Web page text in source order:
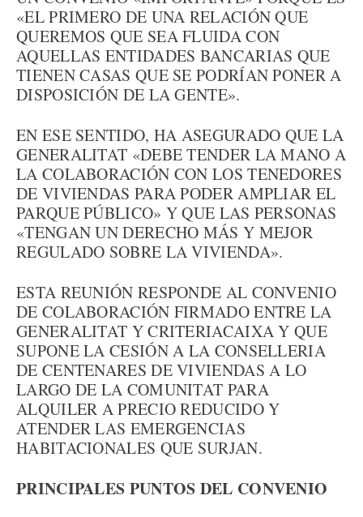
«EL PRIMERO DE UNA RELACIÓN QUE
QUEREMOS QUE SEA FLUIDA CON
AQUELLAS ENTIDADES BANCARIAS QUE
TIENEN CASAS QUE SE PODRÍAN PONER A
DISPOSICIÓN DE LA GENTE».
EN ESE SENTIDO, HA ASEGURADO QUE LA
GENERALITAT «DEBE TENDER LA MANO A
LA COLABORACIÓN CON LOS TENEDORES
DE VIVIENDAS PARA PODER AMPLIAR EL
PARQUE PÚBLICO» Y QUE LAS PERSONAS
«TENGAN UN DERECHO MÁS Y MEJOR
REGULADO SOBRE LA VIVIENDA».
ESTA REUNIÓN RESPONDE AL CONVENIO
DE COLABORACIÓN FIRMADO ENTRE LA
GENERALITAT Y CRITERIACAIXA Y QUE
SUPONE LA CESIÓN A LA CONSELLERIA
DE CENTENARES DE VIVIENDAS A LO
LARGO DE LA COMUNITAT PARA
ALQUILER A PRECIO REDUCIDO Y
ATENDER LAS EMERGENCIAS
HABITACIONALES QUE SURJAN.
PRINCIPALES PUNTOS DEL CONVENIO